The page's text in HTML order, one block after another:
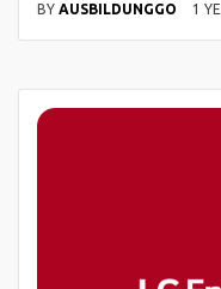
BY AUSBILDUNGGO 1